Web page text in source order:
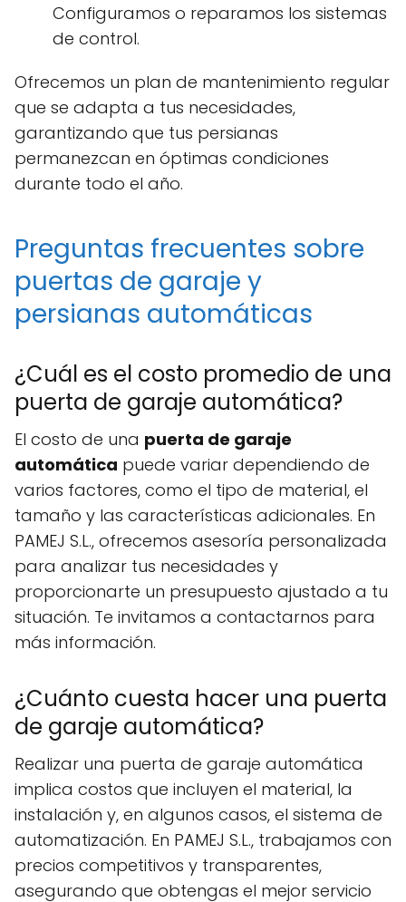
Configuramos o reparamos los sistemas
de control.
Ofrecemos un plan de mantenimiento regular
que se adapta a tus necesidades,
garantizando que tus persianas
permanezcan en óptimas condiciones
durante todo el año.
Preguntas frecuentes sobre
puertas de garaje y
persianas automáticas
¿Cuál es el costo promedio de una
puerta de garaje automática?
El costo de una puerta de garaje
automática puede variar dependiendo de
varios factores, como el tipo de material, el
tamaño y las características adicionales. En
PAMEJ S.L., ofrecemos asesoría personalizada
para analizar tus necesidades y
proporcionarte un presupuesto ajustado a tu
situación. Te invitamos a contactarnos para
más información.
¿Cuánto cuesta hacer una puerta
de garaje automática?
Realizar una puerta de garaje automática
implica costos que incluyen el material, la
instalación y, en algunos casos, el sistema de
automatización. En PAMEJ S.L., trabajamos con
precios competitivos y transparentes,
asegurando que obtengas el mejor servicio